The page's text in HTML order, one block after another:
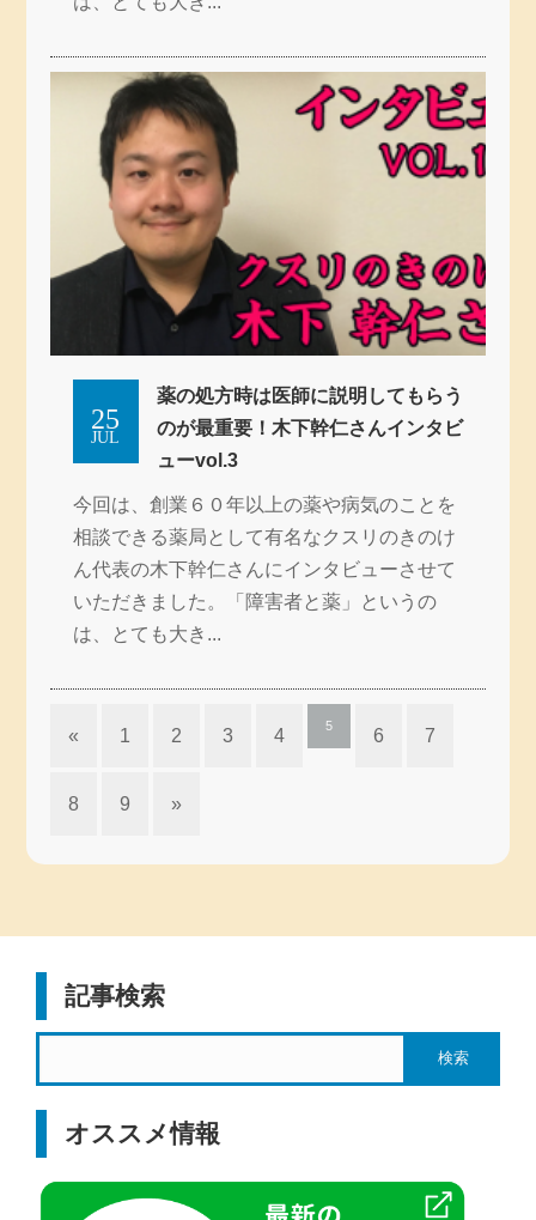
JUL
25
薬の処方時は医師に説明してもらう
のが最重要！木下幹仁さんインタビ
ューvol.3
今回は、創業６０年以上の薬や病気のことを
相談できる薬局として有名なクスリのきのけ
ん代表の木下幹仁さんにインタビューさせて
いただきました。「障害者と薬」というの
は、とても大き...
« 1 2 3 4 5 6 7
8 9 »
記事検索
オススメ情報